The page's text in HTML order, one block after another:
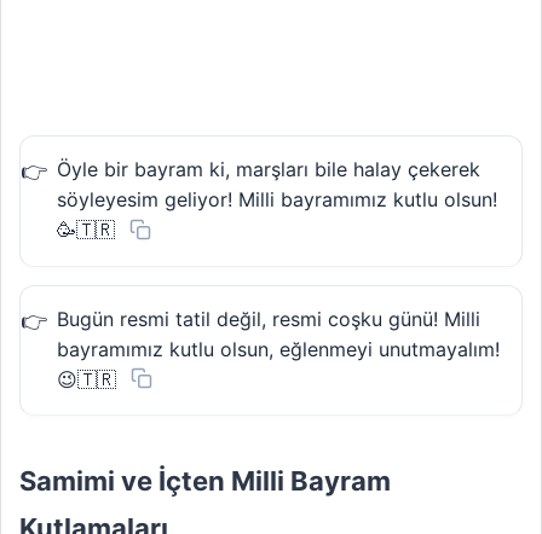
Öyle bir bayram ki, marşları bile halay çekerek
söyleyesim geliyor! Milli bayramımız kutlu olsun!
🥳🇹🇷
Bugün resmi tatil değil, resmi coşku günü! Milli
bayramımız kutlu olsun, eğlenmeyi unutmayalım!
😉🇹🇷
Samimi ve İçten Milli Bayram